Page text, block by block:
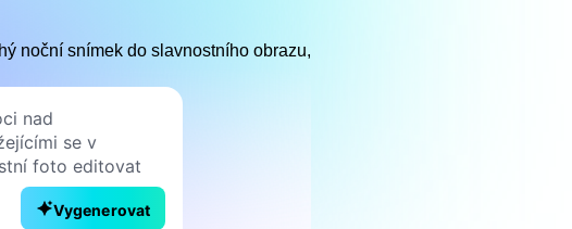
noční snímek do slavnostního obrazu,
Vygenerovat